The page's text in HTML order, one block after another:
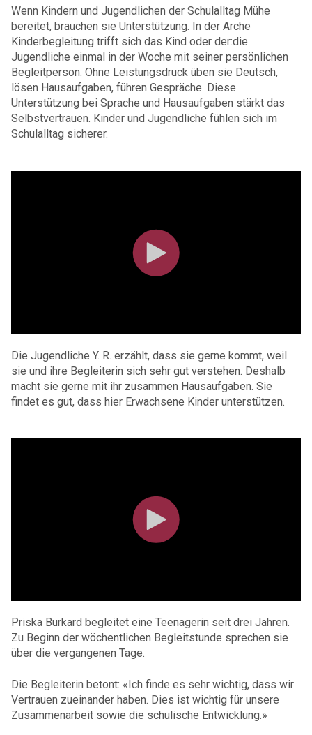
Wenn Kindern und Jugendlichen der Schulalltag Mühe
bereitet, brauchen sie Unterstützung. In der Arche
Kinderbegleitung trifft sich das Kind oder der:die
Jugendliche einmal in der Woche mit seiner persönlichen
Begleitperson. Ohne Leistungsdruck üben sie Deutsch,
lösen Hausaufgaben, führen Gespräche. Diese
Unterstützung bei Sprache und Hausaufgaben stärkt das
Selbstvertrauen. Kinder und Jugendliche fühlen sich im
Schulalltag sicherer.
Die Jugendliche Y. R. erzählt, dass sie gerne kommt, weil
sie und ihre Begleiterin sich sehr gut verstehen. Deshalb
macht sie gerne mit ihr zusammen Hausaufgaben. Sie
findet es gut, dass hier Erwachsene Kinder unterstützen.
Priska Burkard begleitet eine Teenagerin seit drei Jahren.
Zu Beginn der wöchentlichen Begleitstunde sprechen sie
über die vergangenen Tage.
Die Begleiterin betont: «Ich finde es sehr wichtig, dass wir
Vertrauen zueinander haben. Dies ist wichtig für unsere
Zusammenarbeit sowie die schulische Entwicklung.»